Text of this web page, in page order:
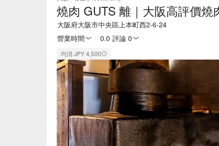
燒肉 GUTS 離｜大阪高評價燒
大阪府大阪市中央區上本町西2-6-24
營業時間
0.0 評論 0
均消 JPY 4,500